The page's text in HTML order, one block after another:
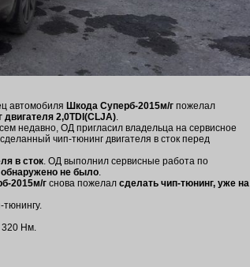
автомобиля Шкода Суперб-2015м/г пожелал
2,0TDI(CLJA).
недавно, ОД пригласил владельца на сервисное
чип-тюнинг двигателя в сток перед
в сток. ОД выполнил сервисные работа по
не было.
2015м/г снова пожелал сделать чип-тюнинг, уже на
320 Нм.